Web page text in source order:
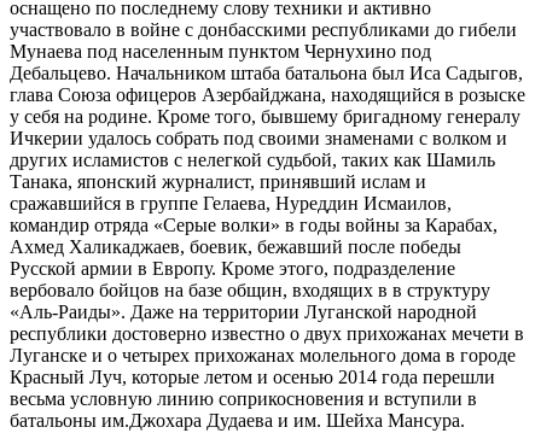
оснащено по последнему слову техники и активно
участвовало в войне с донбасскими республиками до гибели
Мунаева под населенным пунктом Чернухино под
Дебальцево. Начальником штаба батальона был Иса Садыгов,
глава Союза офицеров Азербайджана, находящийся в розыске
у себя на родине. Кроме того, бывшему бригадному генералу
Ичкерии удалось собрать под своими знаменами с волком и
других исламистов с нелегкой судьбой, таких как Шамиль
Танака, японский журналист, принявший ислам и
сражавшийся в группе Гелаева, Нуреддин Исмаилов,
командир отряда «Серые волки» в годы войны за Карабах,
Ахмед Халикаджаев, боевик, бежавший после победы
Русской армии в Европу. Кроме этого, подразделение
вербовало бойцов на базе общин, входящих в в структуру
«Аль-Раиды». Даже на территории Луганской народной
республики достоверно известно о двух прихожанах мечети в
Луганске и о четырех прихожанах молельного дома в городе
Красный Луч, которые летом и осенью 2014 года перешли
весьма условную линию соприкосновения и вступили в
батальоны им.Джохара Дудаева и им. Шейха Мансура.